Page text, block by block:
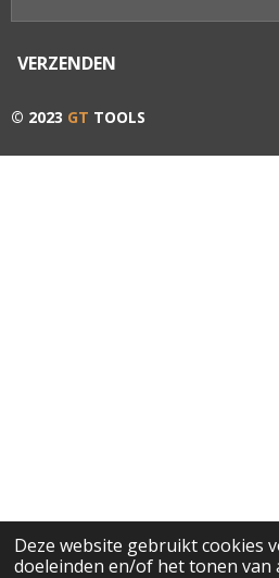
Deze website gebruikt cookies
doeleinden en/of het tonen van
VERZENDEN
© 2023 GT TOOLS